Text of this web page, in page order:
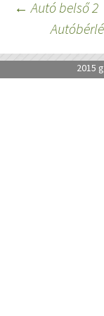
Bejegyzés
navigáció
← Autó belső 2
2015